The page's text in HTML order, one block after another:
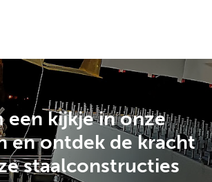
een kijkje in onze
enontdek de kracht
staalconstructies